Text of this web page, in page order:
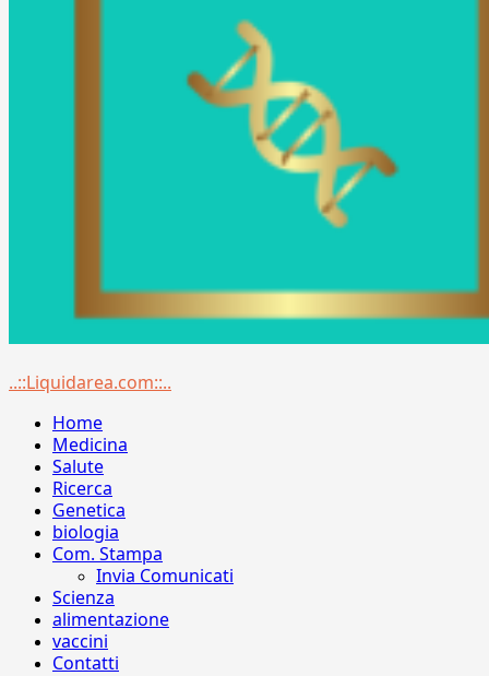
Menu
..::Liquidarea.com::..
Home
Medicina
Salute
Ricerca
Genetica
biologia
Com. Stampa
Invia Comunicati
Scienza
alimentazione
vaccini
Contatti